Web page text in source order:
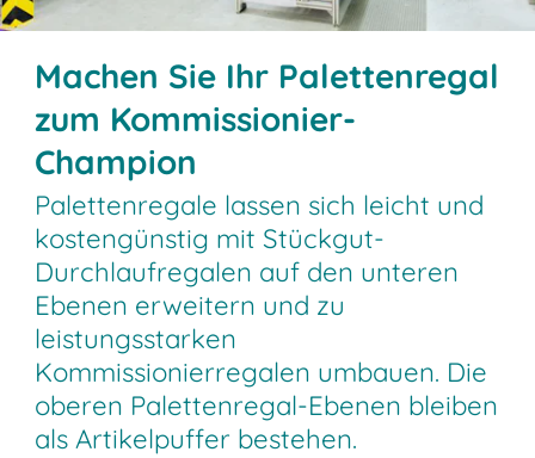
Machen Sie Ihr Palettenregal
zum Kommissionier-
Champion
Palettenregale lassen sich leicht und
kostengünstig mit Stückgut-
Durchlaufregalen auf den unteren
Ebenen erweitern und zu
leistungsstarken
Kommissionierregalen umbauen. Die
oberen Palettenregal-Ebenen bleiben
als Artikelpuffer bestehen.